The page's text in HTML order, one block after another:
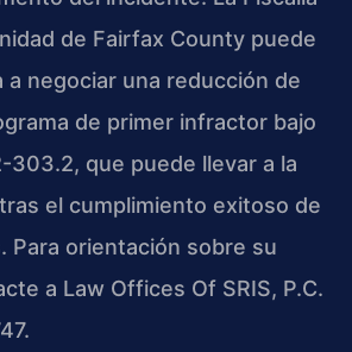
de Fairfax County puede
negociar una reducción de
de primer infractor bajo
303.2, que puede llevar a la
el cumplimiento exitoso de
Para orientación sobre su
a Law Offices Of SRIS, P.C.